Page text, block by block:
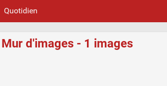
Quotidien
Mur d'images - 1 images